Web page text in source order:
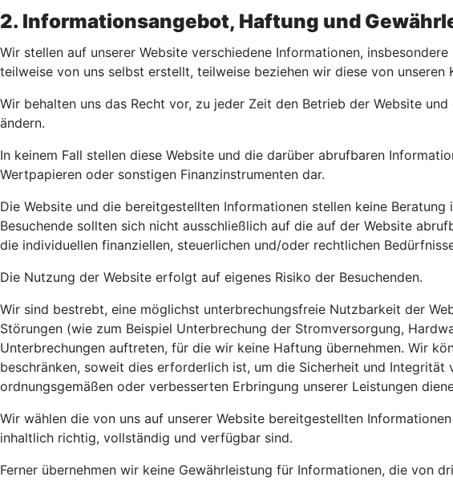
2. Informationsangebot, Haftung und
Wir stellen auf unserer Website verschiedene Informationen,
teilweise von uns selbst erstellt, teilweise beziehen wir diese von unseren
Wir behalten uns das Recht vor, zu jeder Zeit den Betrieb der Website
ändern.
In keinem Fall stellen diese Website und die darüber abrufbaren
Wertpapieren oder sonstigen Finanzinstrumenten dar.
Die Website und die bereitgestellten Informationen stellen keine
Besuchende sollten sich nicht ausschließlich auf die auf der Website
die individuellen finanziellen, steuerlichen und/oder rechtlichen
Die Nutzung der Website erfolgt auf eigenes Risiko der Besuchenden.
Wir sind bestrebt, eine möglichst unterbrechungsfreie Nutzbarkeit der
Störungen (wie zum Beispiel Unterbrechung der Stromversorgung,
Unterbrechungen auftreten, für die wir keine Haftung übernehmen. Wir
beschränken, soweit dies erforderlich ist, um die Sicherheit und
ordnungsgemäßen oder verbesserten Erbringung unserer Leistungen
Wir wählen die von uns auf unserer Website bereitgestellten
inhaltlich richtig, vollständig und verfügbar sind.
Ferner übernehmen wir keine Gewährleistung für Informationen, die von